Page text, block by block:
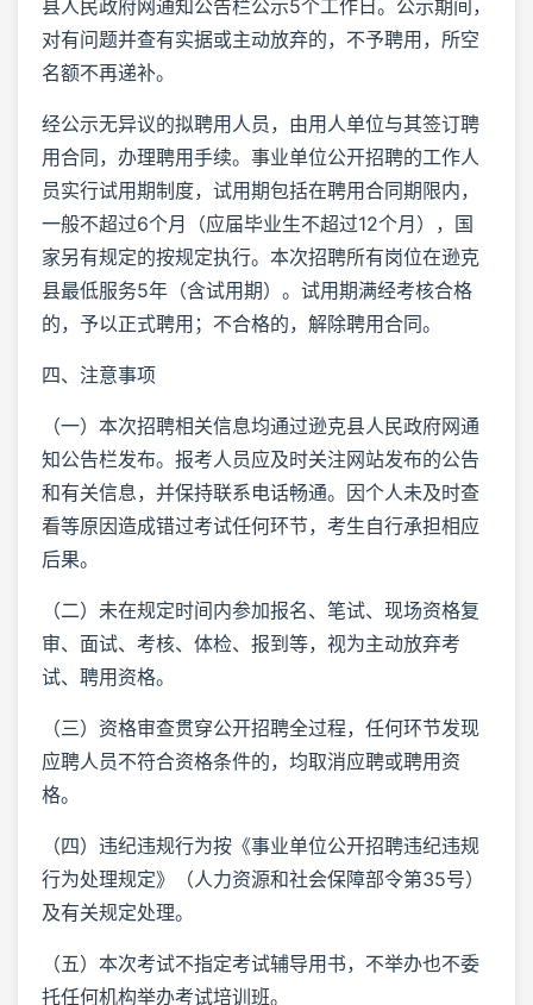
县人民政府网通知公告栏公示5个工作日。公示期间，
对有问题并查有实据或主动放弃的，不予聘用，所空
名额不再递补。
经公示无异议的拟聘用人员，由用人单位与其签订聘
用合同，办理聘用手续。事业单位公开招聘的工作人
员实行试用期制度，试用期包括在聘用合同期限内，
一般不超过6个月（应届毕业生不超过12个月），国
家另有规定的按规定执行。本次招聘所有岗位在逊克
县最低服务5年（含试用期）。试用期满经考核合格
的，予以正式聘用；不合格的，解除聘用合同。
四、注意事项
（一）本次招聘相关信息均通过逊克县人民政府网通
知公告栏发布。报考人员应及时关注网站发布的公告
和有关信息，并保持联系电话畅通。因个人未及时查
看等原因造成错过考试任何环节，考生自行承担相应
后果。
（二）未在规定时间内参加报名、笔试、现场资格复
审、面试、考核、体检、报到等，视为主动放弃考
试、聘用资格。
（三）资格审查贯穿公开招聘全过程，任何环节发现
应聘人员不符合资格条件的，均取消应聘或聘用资
格。
（四）违纪违规行为按《事业单位公开招聘违纪违规
行为处理规定》（人力资源和社会保障部令第35号）
及有关规定处理。
（五）本次考试不指定考试辅导用书，不举办也不委
托任何机构举办考试培训班。